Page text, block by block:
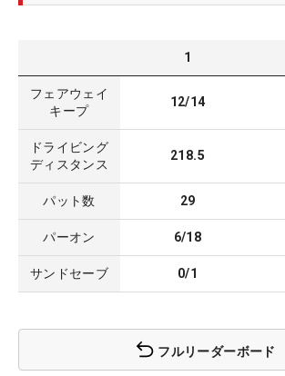
1
フェアウェイ
キープ
12/14
ドライビング
ディスタンス
218.5
パット数 29
パーオン 6/18
サンドセーブ 0/1
フルリーダーボード